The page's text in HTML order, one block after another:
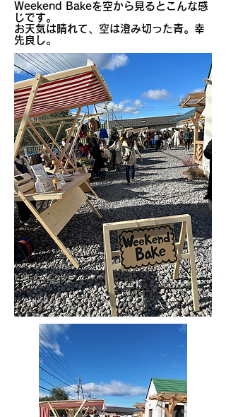
​Weekend Bakeを空から見るとこんな感
じです。
​お天気は晴れて、空は澄み切った青。幸
先良し。